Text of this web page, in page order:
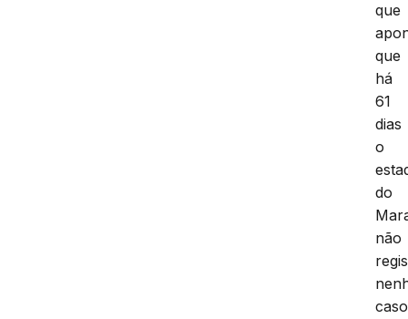
que
que
há
61
dias
o
do
não
caso